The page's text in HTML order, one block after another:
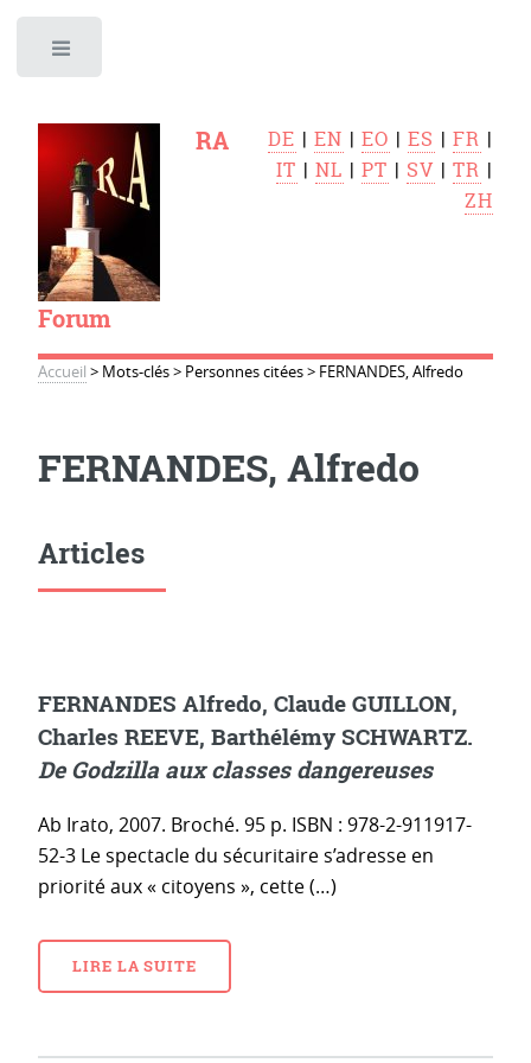
RA
Forum
DE |EN |EO |ES |FR |
IT |NL |PT | SV |TR |
ZH
Accueil > Mots-clés> Personnes citées> FERNANDES, Alfredo
FERNANDES, Alfredo
Articles
FERNANDES Alfredo, Claude GUILLON,
Charles REEVE, Barthélémy SCHWARTZ.
De Godzilla aux classes dangereuses
Ab Irato, 2007. Broché. 95 p. ISBN : 978-2-911917-
52-3 Le spectacle du sécuritaire s’adresse en
priorité aux « citoyens », cette (…)
LIRE LA SUITE